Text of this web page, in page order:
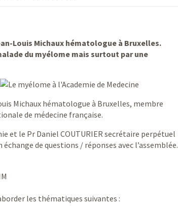
Louis Michaux hématologue à Bruxelles.
du myélome mais surtout par une
Michaux hématologue à Bruxelles, membre
de médecine française.
et le Pr Daniel COUTURIER secrétaire perpétuel
de questions / réponses avec l’assemblée.
les thématiques suivantes :